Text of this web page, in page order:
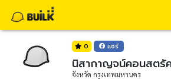
0 แชร์
นิสากาญจน์คอนสตรั
จังหวัด กรุงเทพมหานคร